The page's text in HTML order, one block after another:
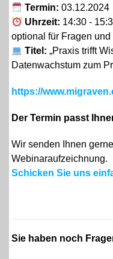
Termin: 03.12.2024
Uhrzeit: 14:30 -
optional für Fragen
Titel: „Praxis trifft
Datenwachstum zum
https://
Der Termin passt
Wir senden Ihnen
Webinaraufzeichnung.
Schicken Sie uns
Sie haben noch